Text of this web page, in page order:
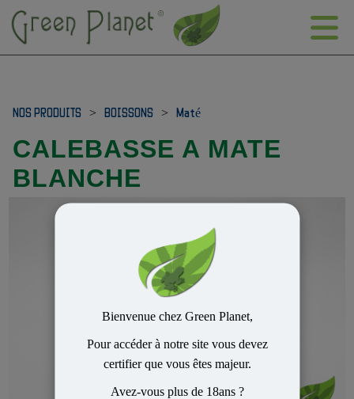
Bienvenue chez Green Planet,
Pour accéder à notre site vous devez
certifier que vous êtes majeur.
Avez-vous plus de 18ans ?
NOS PRODUITS > BOISSONS > Maté
CALEBASSE A MATE
BLANCHE